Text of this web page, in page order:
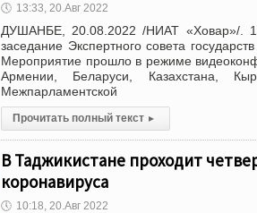
🕔 13:33, 20.Авг 2022
ДУШАНБЕ, 20.08.2022 /НИАТ «Ховар»/.
заседание Экспертного совета
Мероприятие прошло в режиме
Армении, Беларуси, Казахстана,
Межпарламентской
Прочитать полный текст ▸
В Таджикистане проходит
коронавируса
🕔 10:18, 20.Авг 2022